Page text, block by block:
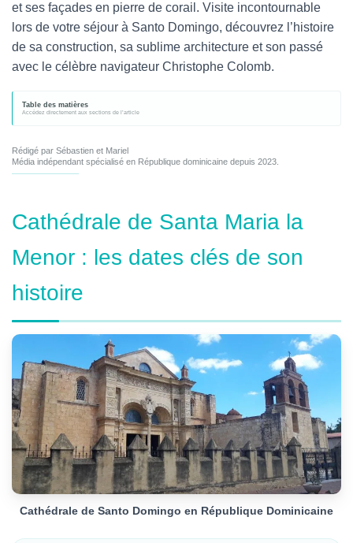
et ses façades en pierre de corail. Visite incontournable
lors de votre séjour à Santo Domingo, découvrez l’histoire
de sa construction, sa sublime architecture et son passé
avec le célèbre navigateur Christophe Colomb.
Table des matières
Rédigé par Sébastien et Mariel
Média indépendant spécialisé en République dominicaine depuis 2023.
Cathédrale de Santa Maria la
Menor : les dates clés de son
histoire
Cathédrale de Santo Domingo en République Dominicaine